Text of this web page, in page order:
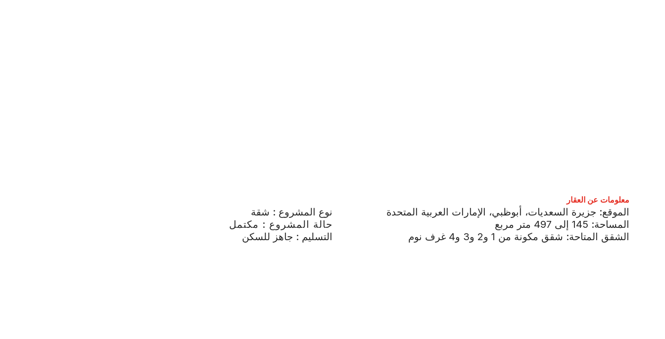
معلومات عن العقار
الموقع: جزيرة السعديات، أبوظبي، الإمارات العربية المتحدة
نوع المشروع : شقة
المساحة: 145 إلى 497 متر مربع
حالة المشروع : مكتمل
الشقق المتاحة: شقق مكونة من 1 و2 و3 و4 غرف نوم
التسليم : جاهز للسكن